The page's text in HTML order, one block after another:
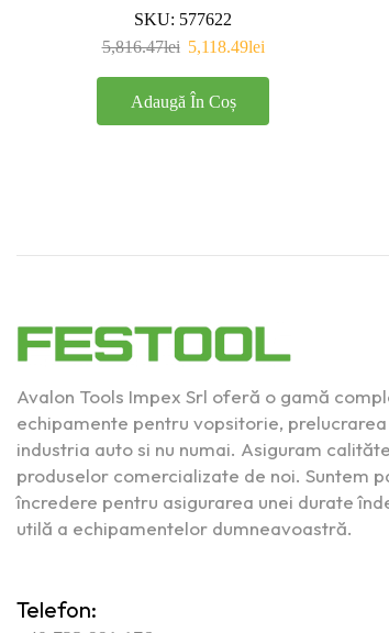
SKU: 577622
5,816.47lei 5,118.49lei
Adaugă În Coș
Avalon Tools Impex Srl oferă o gamă
echipamente pentru vopsitorie, prelucrarea
industria auto si nu numai. Asiguram
produselor comercializate de noi. Suntem
încredere pentru asigurarea unei durate
utilă a echipamentelor dumneavoastră.
Telefon: